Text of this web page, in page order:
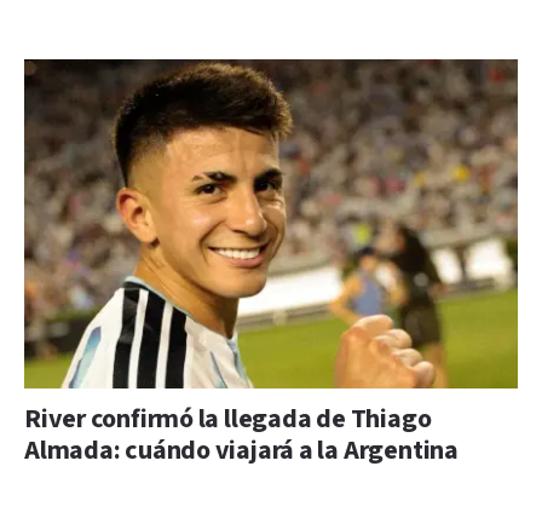
River confirmó la llegada de Thiago
Almada: cuándo viajará a la Argentina